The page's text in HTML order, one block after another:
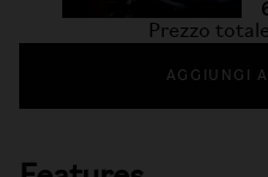
Prezzo
AGGIUNGI